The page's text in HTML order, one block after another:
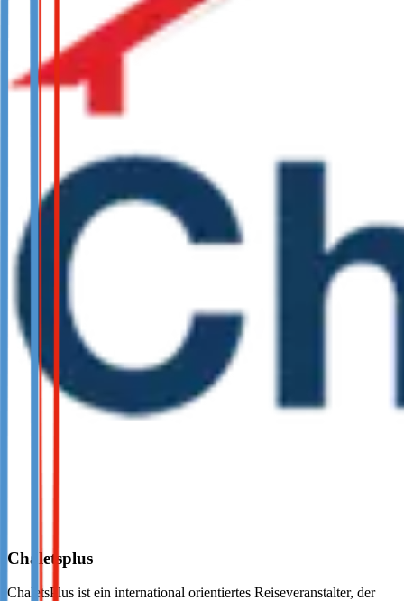
Chaletsplus
ChaletsPlus ist ein international orientiertes Reiseveranstalter, der